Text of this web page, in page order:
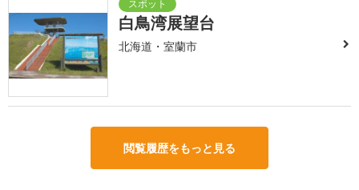
白鳥湾展望台
北海道・室蘭市
閲覧履歴をもっと見る